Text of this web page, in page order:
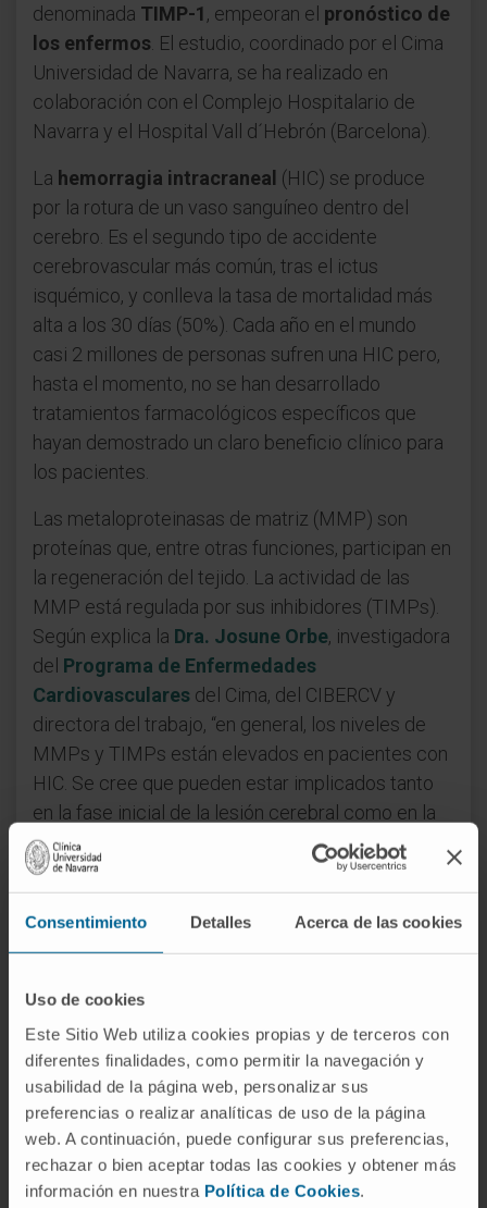
Consentimiento Detalles Acerca de las cookies
Uso de cookies
Este Sitio Web utiliza cookies propias y de terceros con
diferentes finalidades, como permitir la navegación y
usabilidad de la página web, personalizar sus
preferencias o realizar analíticas de uso de la página
web. A continuación, puede configurar sus preferencias,
rechazar o bien aceptar todas las cookies y obtener más
información en nuestra Política de Cookies.
denominada TIMP-1, empeoran el pronóstico de
los enfermos . El estudio, coordinado por el Cima
Universidad de Navarra, se ha realizado en
colaboración con el Complejo Hospitalario de
Navarra y el Hospital Vall d´Hebrón (Barcelona).
La hemorragia intracraneal (HIC) se produce
por la rotura de un vaso sanguíneo dentro del
cerebro. Es el segundo tipo de accidente
cerebrovascular más común, tras el ictus
isquémico, y conlleva la tasa de mortalidad más
alta a los 30 días (50%). Cada año en el mundo
casi 2 millones de personas sufren una HIC pero,
hasta el momento, no se han desarrollado
tratamientos farmacológicos específicos que
hayan demostrado un claro beneficio clínico para
los pacientes.
Las metaloproteinasas de matriz (MMP) son
proteínas que, entre otras funciones, participan en
la regeneración del tejido. La actividad de las
MMP está regulada por sus inhibidores (TIMPs).
Según explica la Dra. Josune Orbe, investigadora
del Programa de Enfermedades
Cardiovasculares del Cima, del CIBERCV y
directora del trabajo, “en general, los niveles de
MMPs y TIMPs están elevados en pacientes con
HIC. Se cree que pueden estar implicados tanto
en la fase inicial de la lesión cerebral como en la
recuperación del tejido y en la evolución de los
pacientes tras una HIC. Sin embargo, su potencial
clínico aún no se ha definido completamente”.
Biomarcador para la hemorragia intracraneal
El estudio coordinado por el grupo del Cima ha
medido los niveles sanguíneos de varias MMPs y
de TIMP-1 y su relación con el volumen y la
ubicación del hematoma en 105 pacientes del
Complejo Hospitalario de Navarra y del Hospital
Vall d’Hebrón (Barcelona). También ha analizado
variables clínicas, radiológicas y funcionales.
“Nuestro trabajo confirma que los niveles